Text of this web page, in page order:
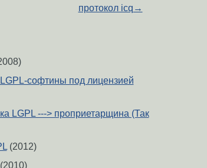
протокол icq →
софтины под лицензией
LGPL ---> проприетарщина (Так
(2012)
(2010)